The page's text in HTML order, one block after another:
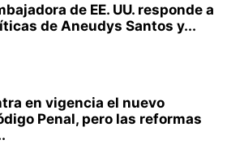
de EE. UU. responde a
de Aneudys Santos y...
en vigencia el nuevo
Penal, pero las reformas